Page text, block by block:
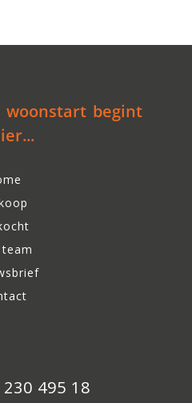
woonstart begint
495 18